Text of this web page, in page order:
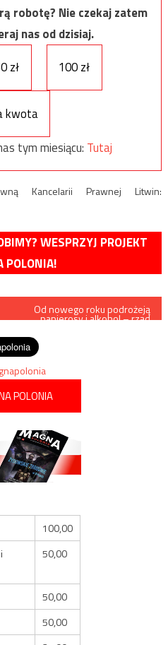
robotę? Nie czekaj zatem
nas od dzisiaj.
zł 100 zł
kwota
tym miesiącu: Tutaj
Kancelarii Prawnej Litwin:
WESPRZYJ PROJEKT
POLONIA!
Od nowego roku podrożeją
papierosy i alkohol – rząd
POLONIA
100,00
50,00
50,00
50,00